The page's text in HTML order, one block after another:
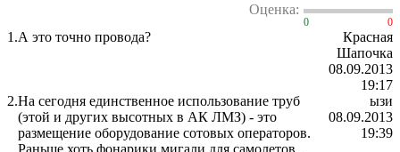
Оценка:
0 0
1.А это точно провода?
Красная
Шапочка
08.09.2013
19:17
2.На сегодня единственное использование труб
(этой и других высотных в АК ЛМЗ) - это
размещение оборудование сотовых операторов.
Раньше хоть фонарики мигали для самолетов...
ызи
08.09.2013
19:39